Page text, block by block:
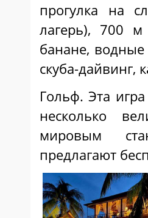
прогулка на
лагерь), 700 м
банане, водные
скуба-дайвинг,
Гольф. Эта
несколько
мировым
предлагают